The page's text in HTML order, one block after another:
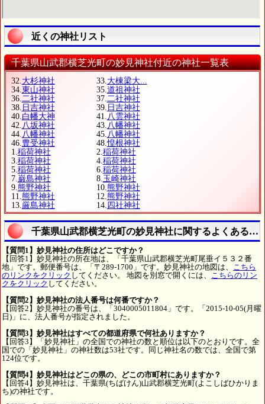
近くの神社リスト
千葉県山武郡横芝光町の妙見神社付近の神社一覧表
32.大杉神社 33.大棟梁大...
34.東山神社 35.道祖神社
36.二社神社 37.二社神社
38. 日吉神社 39. 日吉神社
40.白幡大神 41.八雲神社
42.八坂神社 43.八幡神社
44.八幡神社 45.八幡神社
46.豊受神社 48.惶根神社
1.稲荷神社 2.稲荷神社
3.稲荷神社 4.稲荷神社
5.稲荷神社 6.稲荷神社
7.巌島神社 8.玉崎神社
9.熊野神社 10.熊野神社
11.熊野神社 12.熊野神社
13.厳島神社 14. 四社神社
千葉県山武郡横芝光町の妙見神社に関するよくある質
【質問1】妙見神社の住所はどこですか？
【回答1】妙見神社の所在地は、「千葉県山武郡横芝光町尾垂イ５３２番
地」です。郵便番号は、「〒289-1700」です。妙見神社の地図は、 こちら
のリンクをクリック してください。 地図を別窓で開くには、 こちらのリン
クをクリック してください。
【質問2】妙見神社の法人番号は何番ですか？
【回答2】妙見神社の番号は、「3040005011804」です。「2015-10-05(月曜
日)」に、法人番号が指定されました。
【質問3】妙見神社はすべての都道府県で何社ありますか？
【回答3】「妙見神社」の全国での神社の数と順位は以下のとおりです。全
国での「妙見神社」の神社数は53社です。同じ神社名の数では、全国で第
124位です。
【質問4】妙見神社はどこの県の、どこの市町村にありますか？
【回答4】妙見神社は、千葉県(ちばけん)山武郡横芝光町(よこしばひかりま
ち)の神社です。